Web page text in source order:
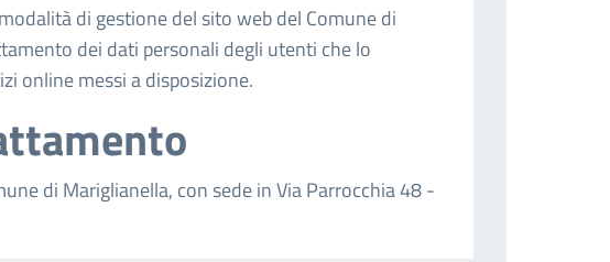
di gestione del sito web del Comune di
dei dati personali degli utenti che lo
online messi a disposizione.
di Mariglianella, con sede in Via Parrocchia 48 -